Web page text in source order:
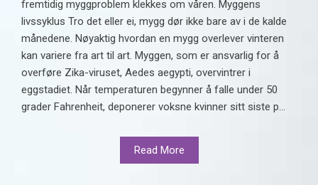
fremtidig myggproblem klekkes om våren. Myggens
livssyklus Tro det eller ei, mygg dør ikke bare av i de kalde
månedene. Nøyaktig hvordan en mygg overlever vinteren
kan variere fra art til art. Myggen, som er ansvarlig for å
overføre Zika-viruset, Aedes aegypti, overvintrer i
eggstadiet. Når temperaturen begynner å falle under 50
grader Fahrenheit, deponerer voksne kvinner sitt siste p...
Read More